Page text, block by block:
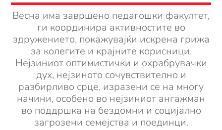
Весна има завршено педагошки факултет,
ги координира активностите во
здружението, покажувајќи искрена грижа
за колегите и крајните корисници.
Нејзиниот оптимистички и охрабрувачки
дух, нејзиното сочувствително и
разбирливо срце, изразени се на многу
начини, особено во нејзиниот ангажман
во поддршка на бездомни и социјално
загрозени семејства и поединци.